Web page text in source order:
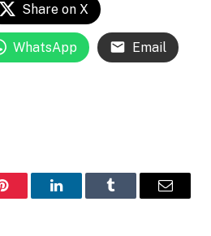
Share on X
WhatsApp Email
Pinterest LinkedInTumblr Email